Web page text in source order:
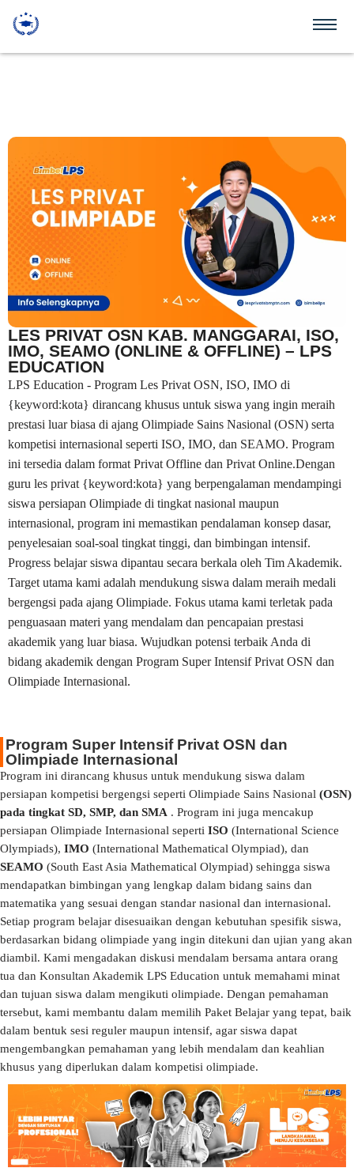
LES PRIVAT OSN KAB. MANGGARAI, ISO,
IMO, SEAMO (ONLINE & OFFLINE) – LPS
EDUCATION
LPS Education - Program Les Privat OSN, ISO, IMO di
{keyword:kota} dirancang khusus untuk siswa yang ingin meraih
prestasi luar biasa di ajang Olimpiade Sains Nasional (OSN) serta
kompetisi internasional seperti ISO, IMO, dan SEAMO. Program
ini tersedia dalam format Privat Offline dan Privat Online.Dengan
guru les privat {keyword:kota} yang berpengalaman mendampingi
siswa persiapan Olimpiade di tingkat nasional maupun
internasional, program ini memastikan pendalaman konsep dasar,
penyelesaian soal-soal tingkat tinggi, dan bimbingan intensif.
Progress belajar siswa dipantau secara berkala oleh Tim Akademik.
Target utama kami adalah mendukung siswa dalam meraih medali
bergengsi pada ajang Olimpiade. Fokus utama kami terletak pada
penguasaan materi yang mendalam dan pencapaian prestasi
akademik yang luar biasa. Wujudkan potensi terbaik Anda di
bidang akademik dengan Program Super Intensif Privat OSN dan
Olimpiade Internasional.
Program Super Intensif Privat OSN dan
Olimpiade Internasional
Program ini dirancang khusus untuk mendukung siswa dalam
persiapan kompetisi bergengsi seperti Olimpiade Sains Nasional (OSN)
pada tingkat SD, SMP, dan SMA . Program ini juga mencakup
persiapan Olimpiade Internasional seperti ISO (International Science
Olympiads), IMO (International Mathematical Olympiad), dan
SEAMO (South East Asia Mathematical Olympiad) sehingga siswa
mendapatkan bimbingan yang lengkap dalam bidang sains dan
matematika yang sesuai dengan standar nasional dan internasional.
Setiap program belajar disesuaikan dengan kebutuhan spesifik siswa,
berdasarkan bidang olimpiade yang ingin ditekuni dan ujian yang akan
diambil. Kami mengadakan diskusi mendalam bersama antara orang
tua dan Konsultan Akademik LPS Education untuk memahami minat
dan tujuan siswa dalam mengikuti olimpiade. Dengan pemahaman
tersebut, kami membantu dalam memilih Paket Belajar yang tepat, baik
dalam bentuk sesi reguler maupun intensif, agar siswa dapat
mengembangkan pemahaman yang lebih mendalam dan keahlian
khusus yang diperlukan dalam kompetisi olimpiade.